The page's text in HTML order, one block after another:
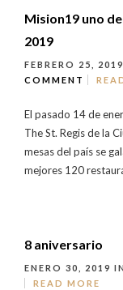
Mision19 uno
2019
FEBRERO 25, 2019
COMMENT
El pasado 14 de
The St. Regis de la
mesas del país se
mejores 120
8 aniversario
ENERO 30, 2019
READ MORE